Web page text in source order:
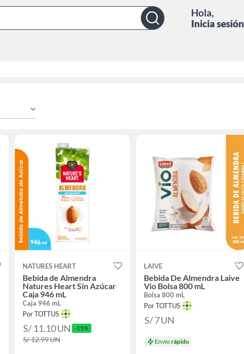
Bar
Hola,
Inicia sesión
NATURES HEART
Bebida de Almendra
Natures Heart Sin Azúcar
Caja 946 mL
Caja 946 mL
Por TOTTUS
S/ 11.10UN -15%
S/ 12.99UN
LAIVE
Bebida De Almendra Laive
Vio Bolsa 800 mL
Bolsa 800 mL
Por TOTTUS
S/ 7UN
Envíorápido